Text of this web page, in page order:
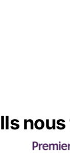
Ils